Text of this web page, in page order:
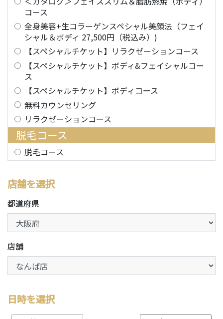
コース
全身美容+生コラーゲンスペシャル美顔法（フェイ
シャル＆ボディ 27,500円（税込み）)
【スペシャルチケット】リラクゼーションコース
【スペシャルチケット】ボディ&フェイシャルコー
ス
【スペシャルチケット】ボディコース
無料カウンセリング
リラクゼーションコース
脱毛コース
脱毛コース
店舗を選択
都道府県
店舗
日時を選択